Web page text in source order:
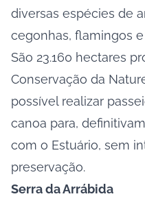
diversas espécies de
cegonhas, flamingos
São 23.160 hectares
Conservação da
possível realizar
canoa para,
com o Estuário, sem
preservação.
Serra da Arrábida